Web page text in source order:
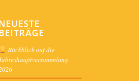
Rückblick auf die